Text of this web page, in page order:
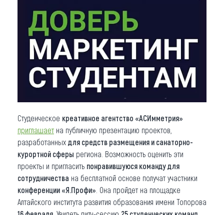
О регионе
Коллекция впечатлений
Другие рубрики
Студенческое креативное агентство «АСИмметрия»
приглашает на публичную презентацию проектов,
разработанных для средств размещения и санаторно-
курортной сферы региона. Возможность оценить эти
проекты и пригласить понравившуюся команду для
сотрудничества на бесплатной основе получат участники
конференции «Я.Профи» . Она пройдет на площадке
Алтайского института развития образования имени Топорова